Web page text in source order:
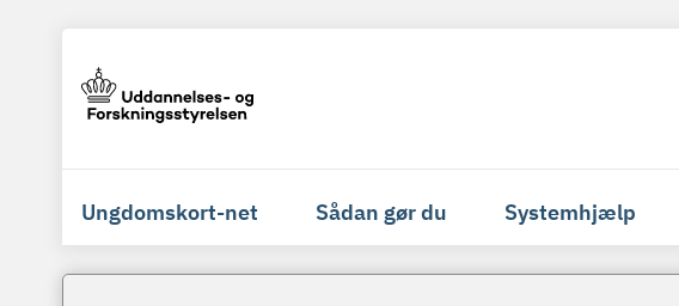
Ungdomskort-net Sådan gør du Systemhjælp